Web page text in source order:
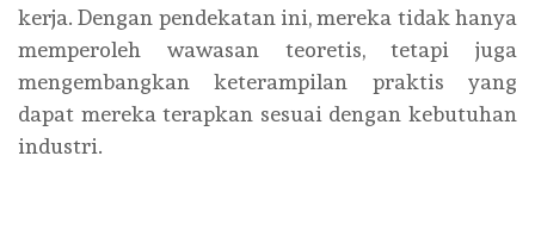
kerja. Dengan pendekatan ini, mereka tidak hanya
memperoleh wawasan teoretis, tetapi juga
mengembangkan keterampilan praktis yang
dapat mereka terapkan sesuai dengan kebutuhan
industri.